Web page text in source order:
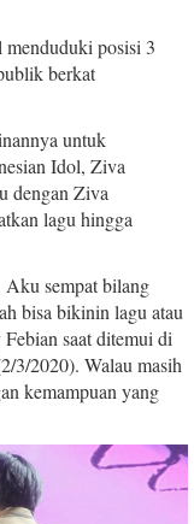
posisi 3
berkat
untuk
Idol, Ziva
dengan Ziva
lagu hingga
Aku sempat bilang
bisa bikinin lagu atau
saat ditemui di
3/2020). Walau masih
kemampuan yang